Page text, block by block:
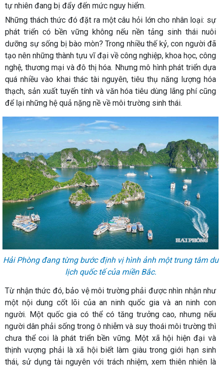
tự nhiên đang bị đẩy đến mức nguy hiểm.
Những thách thức đó đặt ra một câu hỏi lớn cho nhân loại: sự
phát triển có bền vững không nếu nền tảng sinh thái nuôi
dưỡng sự sống bị bào mòn? Trong nhiều thế kỷ, con người đã
tạo nên những thành tựu vĩ đại về công nghiệp, khoa học, công
nghệ, thương mại và đô thị hóa. Nhưng mô hình phát triển dựa
quá nhiều vào khai thác tài nguyên, tiêu thụ năng lượng hóa
thạch, sản xuất tuyến tính và văn hóa tiêu dùng lãng phí cũng
để lại những hệ quả nặng nề về môi trường sinh thái.
Hải Phòng đang từng bước định vị hình ảnh một trung tâm du
lịch quốc tế của miền Bắc.
Từ nhận thức đó, bảo vệ môi trường phải được nhìn nhận như
một nội dung cốt lõi của an ninh quốc gia và an ninh con
người. Một quốc gia có thể có tăng trưởng cao, nhưng nếu
người dân phải sống trong ô nhiễm và suy thoái môi trường thì
chưa thể coi là phát triển bền vững. Một xã hội hiện đại và
thịnh vượng phải là xã hội biết làm giàu trong giới hạn sinh
thái, sử dụng tài nguyên với trách nhiệm, xem thiên nhiên là